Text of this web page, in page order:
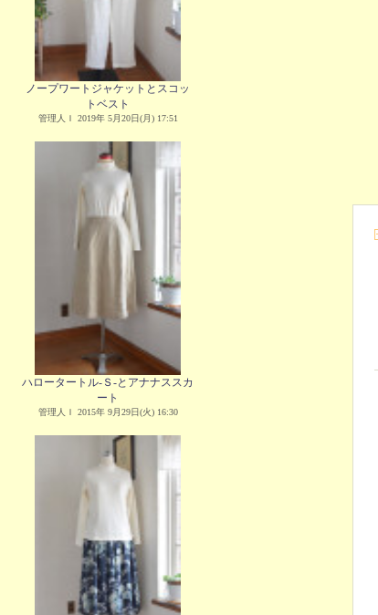
ノープワートジャケットとスコッ
トベスト
管理人Ｉ 2019年 5月20日(月) 17:51
ハロータートル-Ｓ-とアナナススカ
ート
管理人Ｉ 2015年 9月29日(火) 16:30